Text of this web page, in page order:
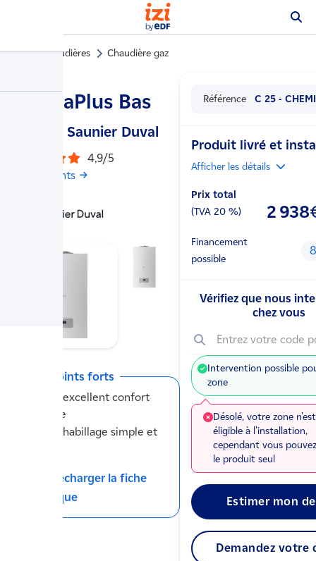
… Chaudières Chaudière gaz
ThemaPlus Bas
- Saunier Duval
4,9/5
5 avis clients
Ses points forts
Un excellent confort
sanitaire
Un habillage simple et
Télécharger la fiche
technique
Référence C 25 -
Produit livré et
Afficherles détails
Prix total
(TVA 20%) 2 938
Financement
possible
Vérifiez que nous
chez vous
Entrez votre code
Intervention possible
zone
Désolé, votre zone
éligible à l'installation,
cependant vous
le produit seul
Estimer mon
Demandez votre